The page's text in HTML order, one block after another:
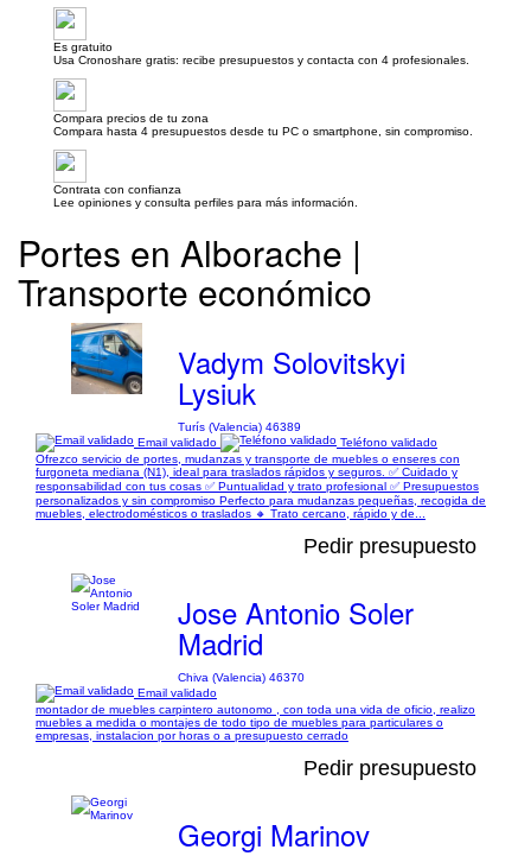
Es gratuito
Usa Cronoshare gratis: recibe presupuestos y contacta con 4 profesionales.
Compara precios de tu zona
Compara hasta 4 presupuestos desde tu PC o smartphone, sin compromiso.
Contrata con confianza
Lee opiniones y consulta perfiles para más información.
Portes en Alborache |
Transporte económico
Vadym Solovitskyi
Lysiuk
Turís (Valencia) 46389
Email validado
Teléfono validado
Ofrezco servicio de portes, mudanzas y transporte de muebles o enseres con
furgoneta mediana (N1), ideal para traslados rápidos y seguros. ✅ Cuidado y
responsabilidad con tus cosas ✅ Puntualidad y trato profesional ✅ Presupuestos
personalizados y sin compromiso Perfecto para mudanzas pequeñas, recogida de
muebles, electrodomésticos o traslados 🔸 Trato cercano, rápido y de...
Pedir presupuesto
Jose Antonio Soler
Madrid
Chiva (Valencia) 46370
Email validado
montador de muebles carpintero autonomo , con toda una vida de oficio, realizo
muebles a medida o montajes de todo tipo de muebles para particulares o
empresas, instalacion por horas o a presupuesto cerrado
Pedir presupuesto
Georgi Marinov